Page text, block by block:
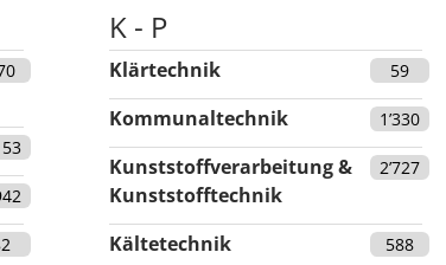
K - P
Klärtechnik 59
Kommunaltechnik 1’330
Kunststoffverarbeitung &
Kunststofftechnik
2’727
Kältetechnik 588